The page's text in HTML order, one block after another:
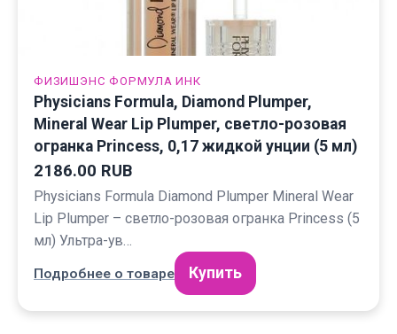
ФИЗИШЭНС ФОРМУЛА ИНК
Physicians Formula, Diamond Plumper,
Mineral Wear Lip Plumper, светло-розовая
огранка Princess, 0,17 жидкой унции (5 мл)
2186.00 RUB
Physicians Formula Diamond Plumper Mineral Wear
Lip Plumper – светло-розовая огранка Princess (5
мл) Ультра-ув…
Подробнее о товаре Купить